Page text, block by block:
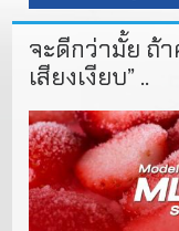
จะดีกว่ามั้ย ถ้า
เสียงเงียบ” ..